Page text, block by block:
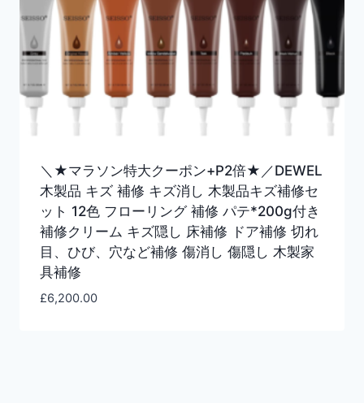
＼★マラソン特大クーポン+P2倍★／DEWEL
木製品 キズ 補修 キズ消し 木製品キズ補修セ
ット 12色 フローリング 補修 パテ*200g付き
補修クリーム キズ隠し 床補修 ドア補修 切れ
目、ひび、穴など補修 傷消し 傷隠し 木製家
具補修
£6,200.00